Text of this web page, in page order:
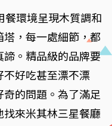
餐環境呈現木質調和
，每一處細節，都
諦。精品級的品牌要
不好吃甚至漂不漂
的問題。為了滿足
找來米其林三星餐廳